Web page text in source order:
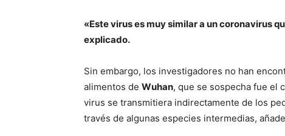
«Este virus es muy similar a un coronavirus
explicado.
Sin embargo, los investigadores no han
alimentos de Wuhan, que se sospecha fue el
virus se transmitiera indirectamente de los
través de algunas especies intermedias,